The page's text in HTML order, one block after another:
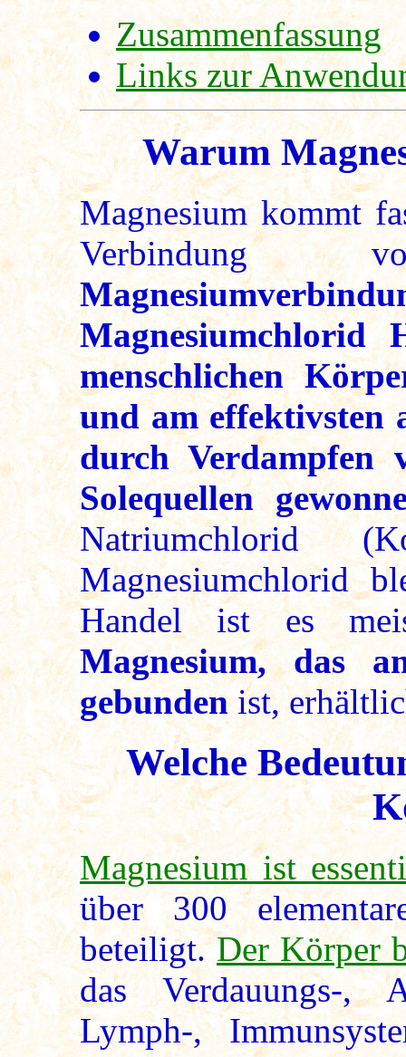
Zusammenfassung
Links zur
Warum
Magnesium kommt
Magnesiumchlorid
menschlichen
und am effektivsten
durch Verdampfen
Solequellen
Natriumchlorid
Magnesiumchlorid
Handel ist es
Magnesium, das
gebundenist,
Welche
Magnesium ist
über 300
beteiligt.Der Körper
das Verdauungs-,
Lymph-,